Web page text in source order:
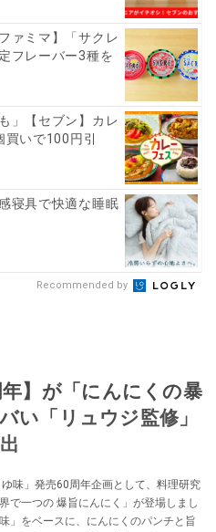
ァミマ】「サクレ
フレーバー3種を
」【セブン】カレ
いで100円引
寝具で快適な睡眠
Recommended by
年】が「にんにくの暴
い「リュウジ監修」
味」発売60周年企画として、料理研究
で一つの 爆旨にんにく」が登場しまし
」をベースに、にんにくのパンチと旨